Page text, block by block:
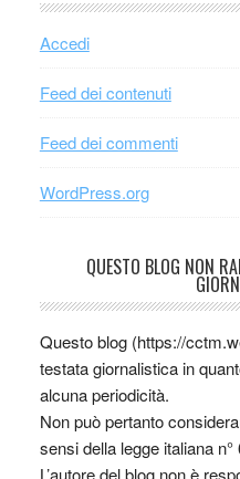
Accedi
Feed dei contenuti
Feed dei commenti
WordPress.org
QUESTO BLOG NON
Questo blog (https://
testata giornalistica in
alcuna periodicità.
Non può pertanto
sensi della legge italiana
L’autore del blog non è